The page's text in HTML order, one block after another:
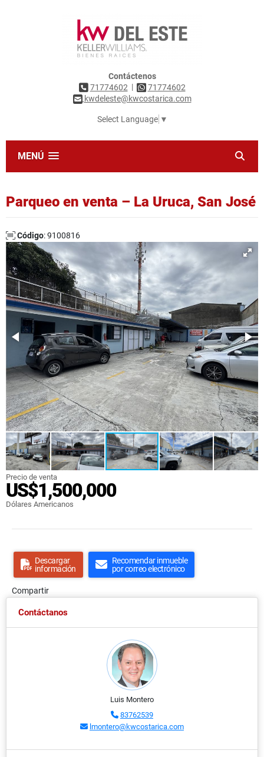
Contáctenos
71774602 |
71774602
kwdeleste@kwcostarica.com
Select Language ▼
MENÚ
Parqueo en venta – La Uruca, San José
Código: 9100816
Precio de venta
US$1,500,000
Dólares Americanos
Descargar
información
Recomendar inmueble
por correo electrónico
Compartir
Contáctanos
Luis Montero
83762539
lmontero@kwcostarica.com